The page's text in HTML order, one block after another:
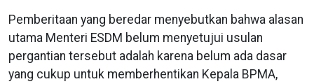
Pemberitaan yang beredar menyebutkan bahwa alasan
utama Menteri ESDM belum menyetujui usulan
pergantian tersebut adalah karena belum ada dasar
yang cukup untuk memberhentikan Kepala BPMA,